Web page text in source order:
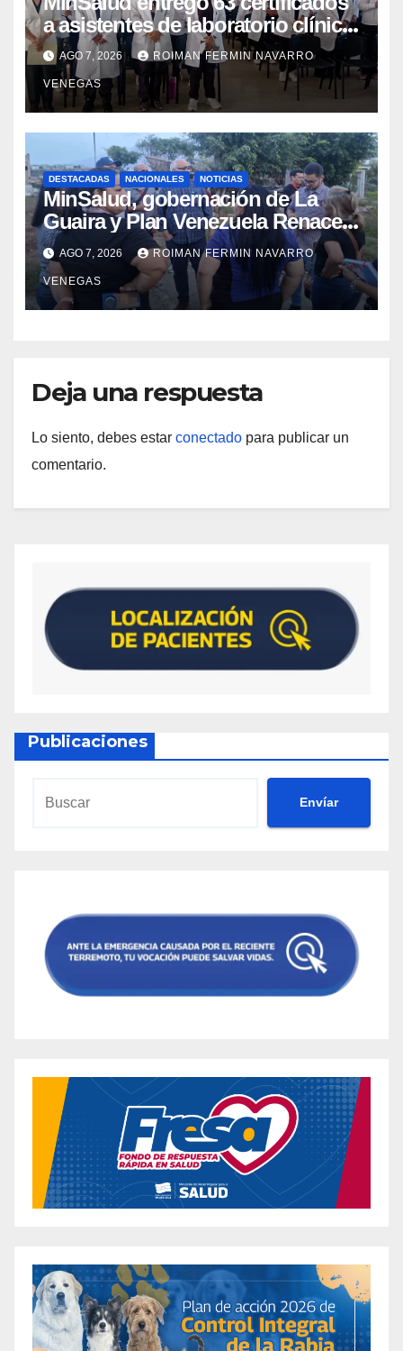
a asistentes de laboratorio clínico
para garantizar respaldo legal y
profesional
AGO 7, 2026 ROIMAN FERMIN NAVARRO
VENEGAS
DESTACADAS NACIONALES NOTICIAS
MinSalud, gobernación de La
Guaira y Plan Venezuela Renace
iniciaron la rehabilitación integral
del Centro Psicofamiliar El Niño y
el Mar
AGO 7, 2026 ROIMAN FERMIN NAVARRO
VENEGAS
Deja una respuesta
Lo siento, debes estar conectado para publicar un
comentario.
Publicaciones
Envíar